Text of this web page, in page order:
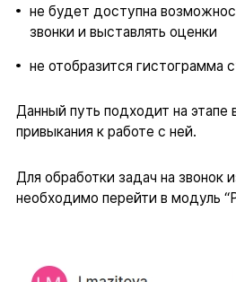
не будет доступна
звонки и выставлять оценки
не отобразится гистограмма
Данный путь подходит на
привыкания к работе с ней.
Для обработки задач на звонок
необходимо перейти в модуль